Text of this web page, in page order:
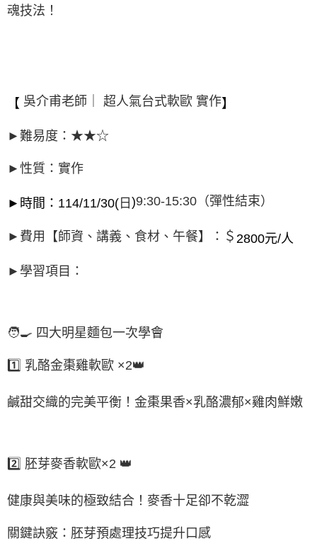
魂技法！
【 吳介甫老師｜ 超人氣台式軟歐 實作】
►難易度：★★☆
►性質：實作
►時間：114/11/30( 日 )9:30-15:30（彈性結束）
►費用【師資、講義、食材、午餐】：＄ 2800元/人
►學習項目：
🧑🍳 四大明星麵包一次學會
1️⃣ 乳酪金棗雞軟歐 ×2👑
鹹甜交織的完美平衡！金棗果香×乳酪濃郁×雞肉鮮嫩
2️⃣ 胚芽麥香軟歐×2 👑
健康與美味的極致結合！麥香十足卻不乾澀
關鍵訣竅：胚芽預處理技巧提升口感